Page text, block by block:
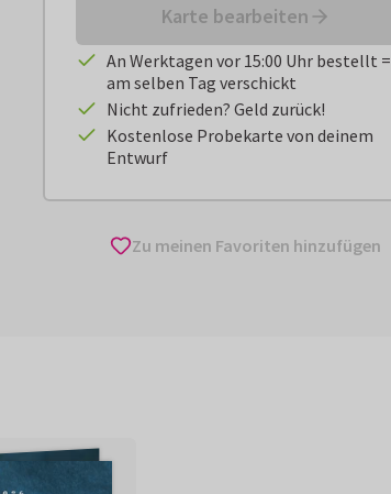
Karte bearbeiten
An Werktagen vor 15:00 Uhr bestellt =
am selben Tag verschickt
Nicht zufrieden? Geld zurück!
Kostenlose Probekarte von deinem
Entwurf
Zu meinen Favoriten hinzufügen